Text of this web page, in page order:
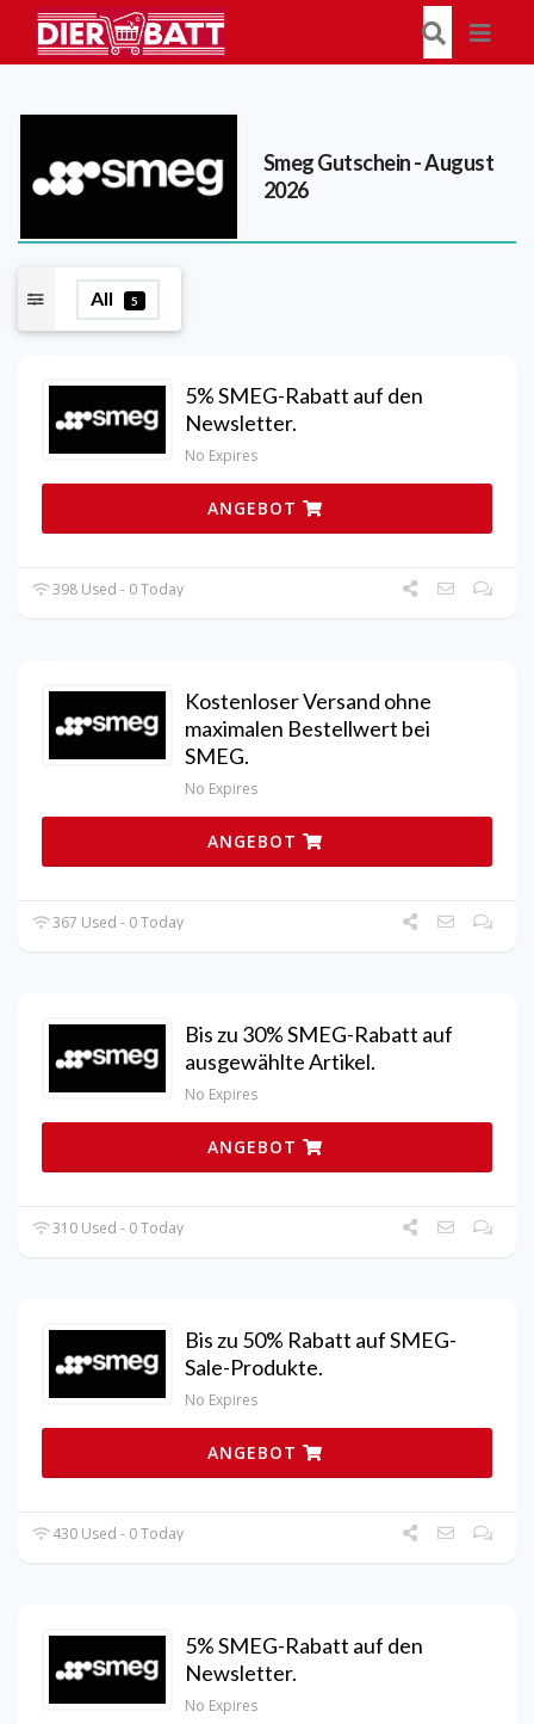
SmegGutschein - August
2026
All 5
5% SMEG-Rabatt auf den
Newsletter.
No Expires
ANGEBOT
398 Used - 0 Today
Kostenloser Versand ohne
maximalen Bestellwert bei
SMEG.
No Expires
ANGEBOT
367 Used - 0 Today
Bis zu 30% SMEG-Rabatt auf
ausgewählte Artikel.
No Expires
ANGEBOT
310 Used - 0 Today
Bis zu 50% Rabatt auf SMEG-
Sale-Produkte.
No Expires
ANGEBOT
430 Used - 0 Today
5% SMEG-Rabatt auf den
Newsletter.
No Expires